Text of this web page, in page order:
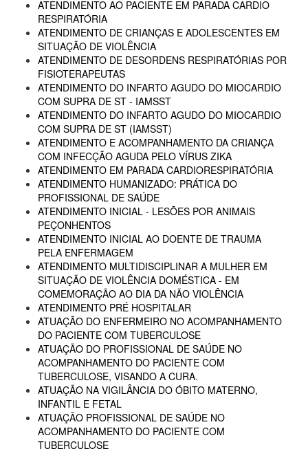
ATENDIMENTO AO PACIENTE EM PARADA CARDIO
RESPIRATÓRIA
ATENDIMENTO DE CRIANÇAS E ADOLESCENTES EM
SITUAÇÃO DE VIOLÊNCIA
ATENDIMENTO DE DESORDENS RESPIRATÓRIAS POR
FISIOTERAPEUTAS
ATENDIMENTO DO INFARTO AGUDO DO MIOCARDIO
COM SUPRA DE ST - IAMSST
ATENDIMENTO DO INFARTO AGUDO DO MIOCARDIO
COM SUPRA DE ST (IAMSST)
ATENDIMENTO E ACOMPANHAMENTO DA CRIANÇA
COM INFECÇÃO AGUDA PELO VÍRUS ZIKA
ATENDIMENTO EM PARADA CARDIORESPIRATÓRIA
ATENDIMENTO HUMANIZADO: PRÁTICA DO
PROFISSIONAL DE SAÚDE
ATENDIMENTO INICIAL - LESÕES POR ANIMAIS
PEÇONHENTOS
ATENDIMENTO INICIAL AO DOENTE DE TRAUMA
PELA ENFERMAGEM
ATENDIMENTO MULTIDISCIPLINAR A MULHER EM
SITUAÇÃO DE VIOLÊNCIA DOMÉSTICA - EM
COMEMORAÇÃO AO DIA DA NÃO VIOLÊNCIA
ATENDIMENTO PRÉ HOSPITALAR
ATUAÇÃO DO ENFERMEIRO NO ACOMPANHAMENTO
DO PACIENTE COM TUBERCULOSE
ATUAÇÃO DO PROFISSIONAL DE SAÚDE NO
ACOMPANHAMENTO DO PACIENTE COM
TUBERCULOSE, VISANDO A CURA.
ATUAÇÃO NA VIGILÂNCIA DO ÓBITO MATERNO,
INFANTIL E FETAL
ATUAÇÃO PROFISSIONAL DE SAÚDE NO
ACOMPANHAMENTO DO PACIENTE COM
TUBERCULOSE